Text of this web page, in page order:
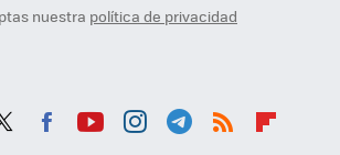
nuestra política de privacidad